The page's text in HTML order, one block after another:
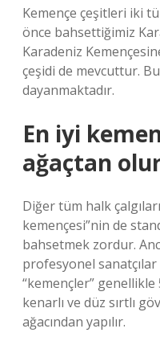
Kemençe çeşitleri iki
önce bahsettiğimiz
Karadeniz
çeşidi de mevcuttur.
dayanmaktadır.
En iyi
ağaçtan
Diğer tüm halk
kemençesi”nin de
bahsetmek zordur.
profesyonel
“kemençler”
kenarlı ve düz sırtlı
ağacından yapılır.